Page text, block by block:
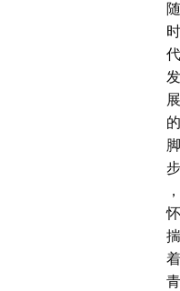
随
时
代
发
展
的
脚
步
，
怀
揣
着
青